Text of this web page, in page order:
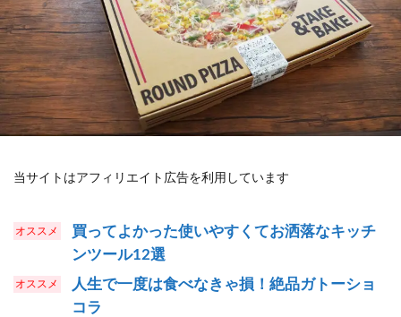
当サイトはアフィリエイト広告を利用しています
買ってよかった使いやすくてお洒落なキッチ
ンツール12選
人生で一度は食べなきゃ損！絶品ガトーショ
コラ